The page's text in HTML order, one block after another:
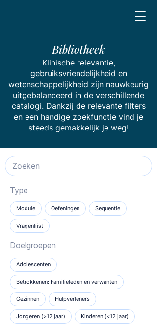
Bibliotheek
Klinische relevantie,
gebruiksvriendelijkheid en
wetenschappelijkheid zijn nauwkeurig
uitgebalanceerd in de verschillende
catalogi. Dankzij de relevante filters
en een handige zoekfunctie vind je
steeds gemakkelijk je weg!
Type
Module Oefeningen Sequentie
Vragenlijst
Doelgroepen
Adolescenten
Betrokkenen: Familieleden en verwanten
Gezinnen Hulpverleners
Jongeren (>12 jaar) Kinderen (<12 jaar)